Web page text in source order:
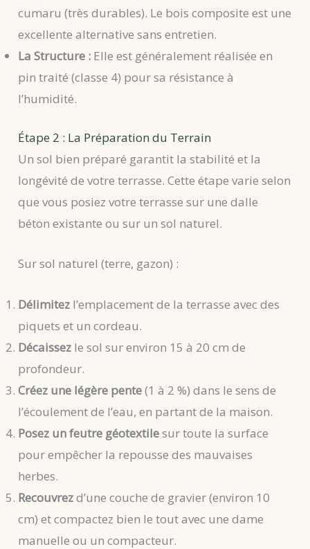
cumaru (très durables). Le bois composite est une
excellente alternative sans entretien.
La Structure : Elle est généralement réalisée en
pin traité (classe 4) pour sa résistance à
l’humidité.
Étape 2 : La Préparation du Terrain
Un sol bien préparé garantit la stabilité et la
longévité de votre terrasse. Cette étape varie selon
que vous posiez votre terrasse sur une dalle
béton existante ou sur un sol naturel.
Sur sol naturel (terre, gazon) :
Délimitez l’emplacement de la terrasse avec des
piquets et un cordeau.
Décaissez le sol sur environ 15 à 20 cm de
profondeur.
Créez une légère pente(1 à 2 %) dans le sens de
l’écoulement de l’eau, en partant de la maison.
Posez un feutre géotextilesur toute la surface
pour empêcher la repousse des mauvaises
herbes.
Recouvrezd’une couche de gravier (environ 10
cm) et compactez bien le tout avec une dame
manuelle ou un compacteur.